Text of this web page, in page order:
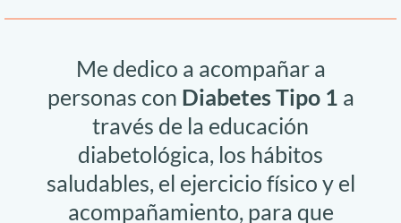
Me dedico a acompañar a
personas con Diabetes Tipo 1 a
través de la educación
diabetológica, los hábitos
saludables, el ejercicio físico y el
acompañamiento, para que